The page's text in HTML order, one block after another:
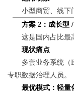
小型商贸、线下
方案 2：成长型
这是国内占比最
现状痛点
多套业务系统（
专职数据治理人员。
最优模式：轻量